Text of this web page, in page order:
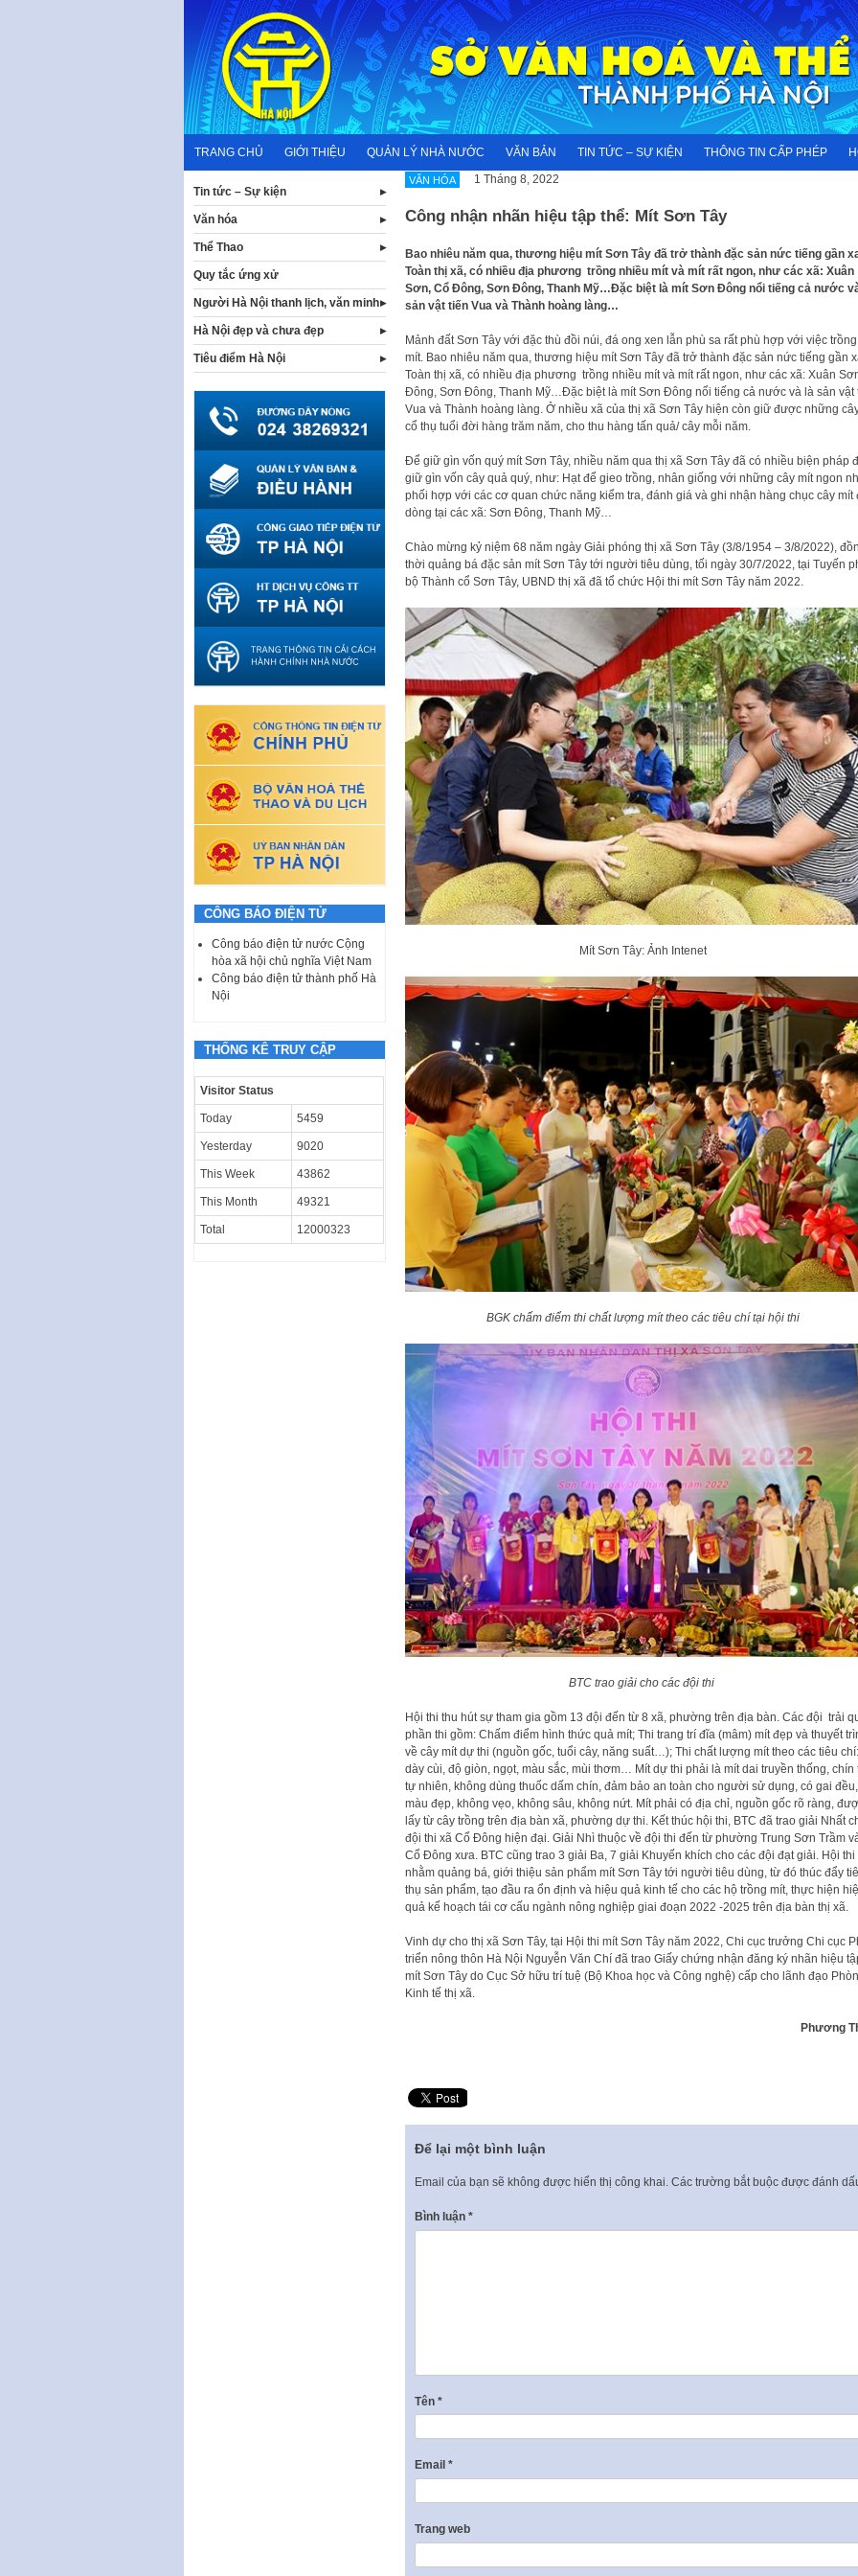
content
TRANG CHỦ GIỚI THIỆU QUẢN LÝ NHÀ NƯỚC VĂN BẢN TIN TỨC – SỰ KIỆN THÔNG TIN CẤP PHÉP
VĂN HÓA 1 Tháng 8, 2022
Công nhận nhãn hiệu tập thể: Mít Sơn Tây
Bao nhiêu năm qua, thương hiệu mít Sơn Tây đã trở thành đặc sản nức tiếng gần
Toàn thị xã, có nhiều địa phương trồng nhiều mít và mít rất ngon, như các xã: Xuân
Sơn, Cổ Đông, Sơn Đông, Thanh Mỹ…Đặc biệt là mít Sơn Đông nổi tiếng cả nước
sản vật tiến Vua và Thành hoàng làng…
Mảnh đất Sơn Tây với đặc thù đồi núi, đá ong xen lẫn phù sa rất phù hợp với việc
mít. Bao nhiêu năm qua, thương hiệu mít Sơn Tây đã trở thành đặc sản nức tiếng gần
Toàn thị xã, có nhiều địa phương trồng nhiều mít và mít rất ngon, như các xã: Xuân
Đông, Sơn Đông, Thanh Mỹ…Đặc biệt là mít Sơn Đông nổi tiếng cả nước và là sản vật
Vua và Thành hoàng làng. Ở nhiều xã của thị xã Sơn Tây hiện còn giữ được những
cổ thụ tuổi đời hàng trăm năm, cho thu hàng tấn quả/ cây mỗi năm.
Để giữ gìn vốn quý mít Sơn Tây, nhiều năm qua thị xã Sơn Tây đã có nhiều biện pháp
giữ gìn vốn cây quả quý, như: Hạt để gieo trồng, nhân giống với những cây mít ngon
phối hợp với các cơ quan chức năng kiểm tra, đánh giá và ghi nhận hàng chục cây mít
dòng tại các xã: Sơn Đông, Thanh Mỹ…
Chào mừng kỷ niệm 68 năm ngày Giải phóng thị xã Sơn Tây (3/8/1954 – 3/8/2022),
thời quảng bá đặc sản mít Sơn Tây tới người tiêu dùng, tối ngày 30/7/2022, tại Tuyến
bộ Thành cổ Sơn Tây, UBND thị xã đã tổ chức Hội thi mít Sơn Tây năm 2022.
Mít Sơn Tây: Ảnh Intenet
BGK chấm điểm thi chất lượng mít theo các tiêu chí tại hội thi
BTC trao giải cho các đội thi
Hội thi thu hút sự tham gia gồm 13 đội đến từ 8 xã, phường trên địa bàn. Các đội trải
phần thi gồm: Chấm điểm hình thức quả mít; Thi trang trí đĩa (mâm) mít đẹp và thuyết
về cây mít dự thi (nguồn gốc, tuổi cây, năng suất…); Thi chất lượng mít theo các tiêu
dày cùi, độ giòn, ngọt, màu sắc, mùi thơm… Mít dự thi phải là mít dai truyền thống, chín
tự nhiên, không dùng thuốc dấm chín, đảm bảo an toàn cho người sử dụng, có gai đều,
màu đẹp, không vẹo, không sâu, không nứt. Mít phải có địa chỉ, nguồn gốc rõ ràng,
lấy từ cây trồng trên địa bàn xã, phường dự thi. Kết thúc hội thi, BTC đã trao giải Nhất
đội thi xã Cổ Đông hiện đại. Giải Nhì thuộc về đội thi đến từ phường Trung Sơn Trầm
Cổ Đông xưa. BTC cũng trao 3 giải Ba, 7 giải Khuyến khích cho các đội đạt giải. Hội thi
nhằm quảng bá, giới thiệu sản phẩm mít Sơn Tây tới người tiêu dùng, từ đó thúc đẩy
thụ sản phẩm, tạo đầu ra ổn định và hiệu quả kinh tế cho các hộ trồng mít, thực hiện
quả kế hoạch tái cơ cấu ngành nông nghiệp giai đoạn 2022 -2025 trên địa bàn thị xã.
Vinh dự cho thị xã Sơn Tây, tại Hội thi mít Sơn Tây năm 2022, Chi cục trưởng Chi cục
triển nông thôn Hà Nội Nguyễn Văn Chí đã trao Giấy chứng nhận đăng ký nhãn hiệu
mít Sơn Tây do Cục Sở hữu trí tuệ (Bộ Khoa học và Công nghệ) cấp cho lãnh đạo
Kinh tế thị xã.
Phương
Để lại một bình luận
Email của bạn sẽ không được hiển thị công khai. Các trường bắt buộc được đánh
Bình luận *
Tên *
Email *
Trang web
Tin tức – Sự kiện
Văn hóa
Thể Thao
Quy tắc ứng xử
Người Hà Nội thanh lịch, văn minh
Hà Nội đẹp và chưa đẹp
Tiêu điểm Hà Nội
CÔNG BÁO ĐIỆN TỬ
Công báo điện tử nước Cộng
hòa xã hội chủ nghĩa Việt Nam
Công báo điện tử thành phố Hà
Nội
THỐNG KÊ TRUY CẬP
Visitor Status
Today 5459
Yesterday 9020
This Week 43862
This Month 49321
Total 12000323